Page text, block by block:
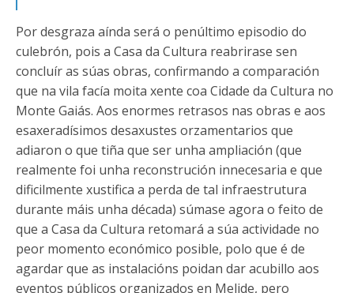
Por desgraza aínda será o penúltimo episodio do
culebrón, pois a Casa da Cultura reabrirase sen
concluír as súas obras, confirmando a comparación
que na vila facía moita xente coa Cidade da Cultura no
Monte Gaiás. Aos enormes retrasos nas obras e aos
esaxeradísimos desaxustes orzamentarios que
adiaron o que tiña que ser unha ampliación (que
realmente foi unha reconstrución innecesaria e que
dificilmente xustifica a perda de tal infraestrutura
durante máis unha década) súmase agora o feito de
que a Casa da Cultura retomará a súa actividade no
peor momento económico posible, polo que é de
agardar que as instalacións poidan dar acubillo aos
eventos públicos organizados en Melide, pero